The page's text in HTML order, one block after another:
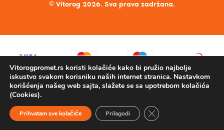
© Vitorog 2026. Sva prava zadržana.
Vitorogpromet.rs koristi kolačiće kako bi pružio najbolje
iskustvo svakom korisniku naših internet stranica. Nastavkom
korišćenja našeg web sajta, slažete se sa upotrebom kolačića
(Cookies).
Prihvatam sve kolačiće Prilagodi Close GDPR Cookie